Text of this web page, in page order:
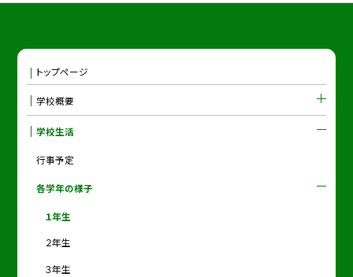
トップページ
学校概要
学校生活
行事予定
各学年の様子
１年生
２年生
３年生